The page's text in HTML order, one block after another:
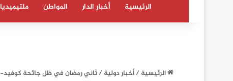
الرئيسية أخبار الدار المواطن ملتيميديا
الرئيسية/أخبار دولية/ثاني رمضان في ظل جائحة كوفيد-19 ومليون وفاة في أوروبا